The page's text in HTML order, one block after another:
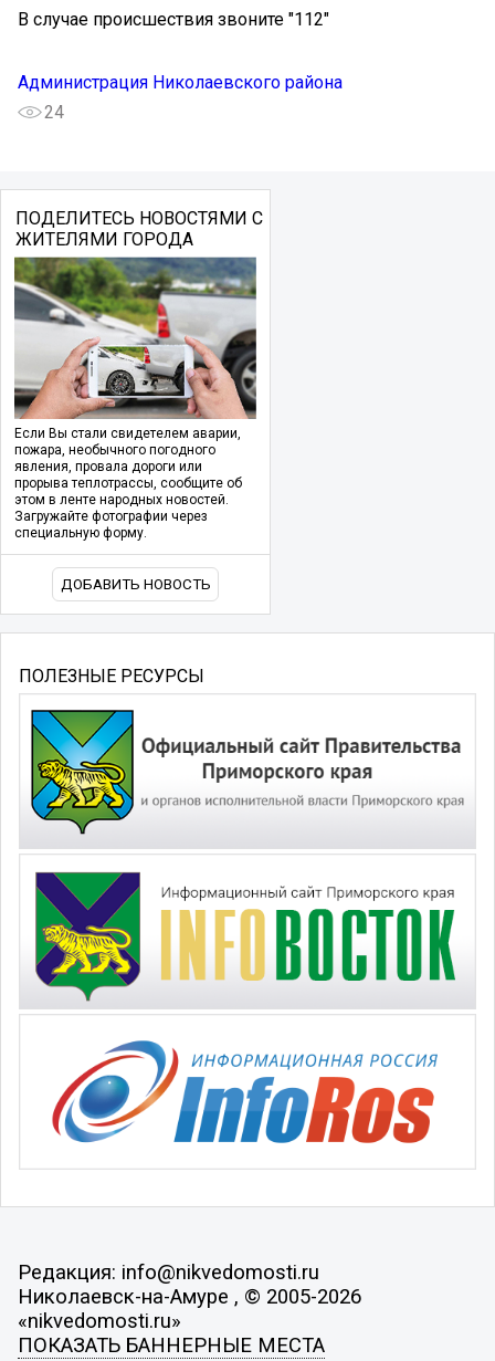
В случае происшествия звоните "112"
Администрация Николаевского района
24
ПОДЕЛИТЕСЬ НОВОСТЯМИ С
ЖИТЕЛЯМИ ГОРОДА
Если Вы стали свидетелем аварии,
пожара, необычного погодного
явления, провала дороги или
прорыва теплотрассы, сообщите об
этом в ленте народных новостей.
Загружайте фотографии через
специальную форму.
ДОБАВИТЬ НОВОСТЬ
ПОЛЕЗНЫЕ РЕСУРСЫ
Редакция: info@nikvedomosti.ru
Николаевск-на-Амуре , © 2005-2026
«nikvedomosti.ru»
ПОКАЗАТЬ БАННЕРНЫЕ МЕСТА